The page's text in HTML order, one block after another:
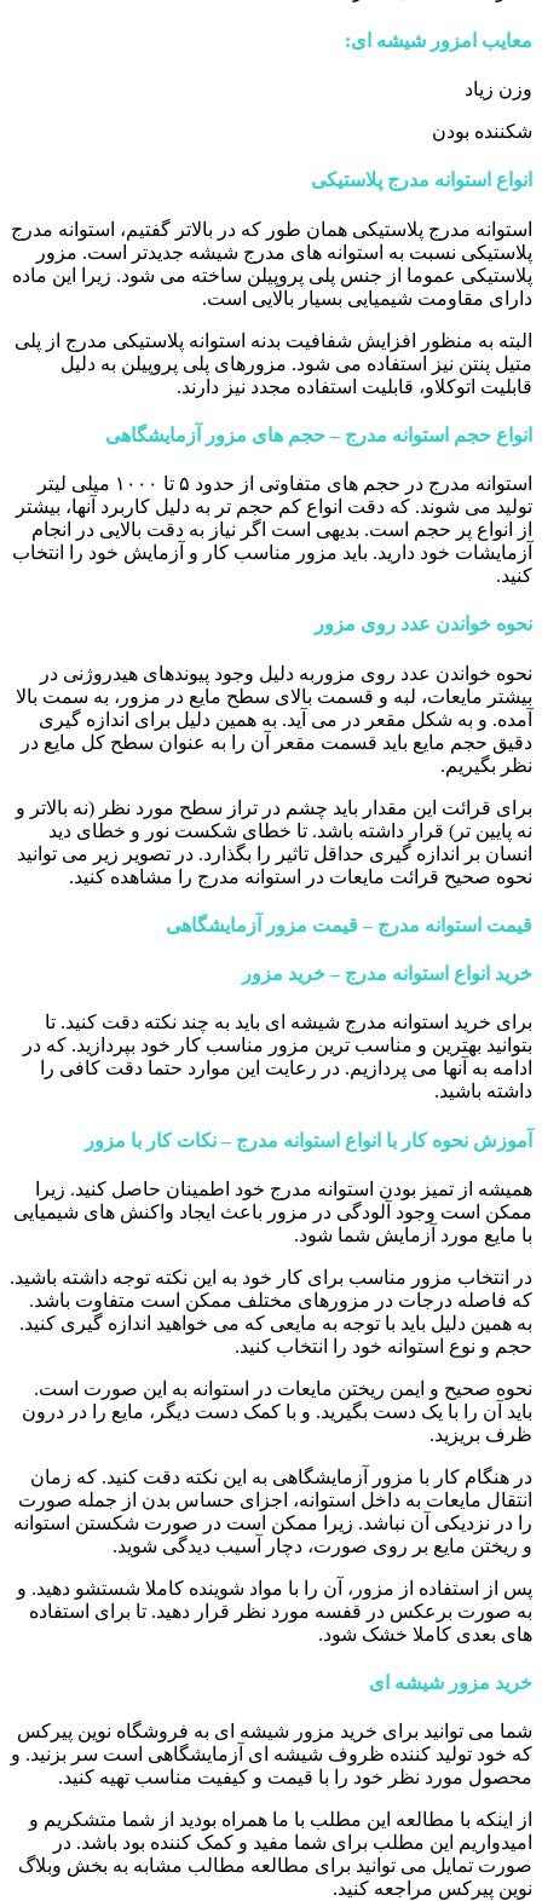
معایب امزور شیشه ای:
وزن زیاد
شکننده بودن
انواع استوانه مدرج پلاستیکی
استوانه مدرج پلاستیکی همان طور که در بالاتر گفتیم، استوانه مدرج
پلاستیکی نسبت به استوانه های مدرج شیشه جدیدتر است. مزور
پلاستیکی عموما از جنس پلی پروپیلن ساخته می شود. زیرا این ماده
دارای مقاومت شیمیایی بسیار بالایی است.
البته به منظور افزایش شفافیت بدنه استوانه پلاستیکی مدرج از پلی
متیل پنتن نیز استفاده می شود. مزورهای پلی پروپیلن به دلیل
قابلیت اتوکلاو، قابلیت استفاده مجدد نیز دارند.
انواع حجم استوانه مدرج – حجم های مزور آزمایشگاهی
استوانه مدرج در حجم های متفاوتی از حدود ۵ تا ۱۰۰۰ میلی لیتر
تولید می شوند. که دقت انواع کم حجم تر به دلیل کاربرد آنها، بیشتر
از انواع پر حجم است. بدیهی است اگر نیاز به دقت بالایی در انجام
آزمایشات خود دارید. باید مزور مناسب کار و آزمایش خود را انتخاب
کنید.
نحوه خواندن عدد روی مزور
نحوه خواندن عدد روی مزوربه دلیل وجود پیوندهای هیدروژنی در
بیشتر مایعات، لبه و قسمت بالای سطح مایع در مزور، به سمت بالا
آمده. و به شکل مقعر در می آید. به همین دلیل برای اندازه گیری
دقیق حجم مایع باید قسمت مقعر آن را به عنوان سطح کل مایع در
نظر بگیریم.
برای قرائت این مقدار باید چشم در تراز سطح مورد نظر (نه بالاتر و
نه پایین تر) قرار داشته باشد. تا خطای شکست نور و خطای دید
انسان بر اندازه گیری حداقل تاثیر را بگذارد. در تصویر زیر می توانید
نحوه صحیح قرائت مایعات در استوانه مدرج را مشاهده کنید.
قیمت استوانه مدرج – قیمت مزور آزمایشگاهی
خرید انواع استوانه مدرج – خرید مزور
برای خرید استوانه مدرج شیشه ای باید به چند نکته دقت کنید. تا
بتوانید بهترین و مناسب ترین مزور مناسب کار خود بپردازید. که در
ادامه به آنها می پردازیم. در رعایت این موارد حتما دقت کافی را
داشته باشید.
آموزش نحوه کار با انواع استوانه مدرج – نکات کار با مزور
همیشه از تمیز بودن استوانه مدرج خود اطمینان حاصل کنید. زیرا
ممکن است وجود آلودگی در مزور باعث ایجاد واکنش های شیمیایی
با مایع مورد آزمایش شما شود.
در انتخاب مزور مناسب برای کار خود به این نکته توجه داشته باشید.
که فاصله درجات در مزورهای مختلف ممکن است متفاوت باشد.
به همین دلیل باید با توجه به مایعی که می خواهید اندازه گیری کنید.
حجم و نوع استوانه خود را انتخاب کنید.
نحوه صحیح و ایمن ریختن مایعات در استوانه به این صورت است.
باید آن را با یک دست بگیرید. و با کمک دست دیگر، مایع را در درون
ظرف بریزید.
در هنگام کار با مزور آزمایشگاهی به این نکته دقت کنید. که زمان
انتقال مایعات به داخل استوانه، اجزای حساس بدن از جمله صورت
را در نزدیکی آن نباشد. زیرا ممکن است در صورت شکستن استوانه
و ریختن مایع بر روی صورت، دچار آسیب دیدگی شوید.
پس از استفاده از مزور، آن را با مواد شوینده کاملا شستشو دهید. و
به صورت برعکس در قفسه مورد نظر قرار دهید. تا برای استفاده
های بعدی کاملا خشک شود.
خرید مزور شیشه ای
شما می توانید برای خرید مزور شیشه ای به فروشگاه نوین پیرکس
که خود تولید کننده ظروف شیشه ای آزمایشگاهی است سر بزنید. و
محصول مورد نظر خود را با قیمت و کیفیت مناسب تهیه کنید.
از اینکه با مطالعه این مطلب با ما همراه بودید از شما متشکریم و
امیدواریم این مطلب برای شما مفید و کمک کننده بود باشد. در
صورت تمایل می توانید برای مطالعه مطالب مشابه به بخش وبلاگ
نوین پیرکس مراجعه کنید.